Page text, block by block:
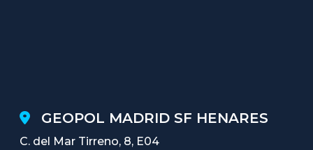
GEOPOL MADRID SF HENARES
C. del Mar Tirreno, 8, E04